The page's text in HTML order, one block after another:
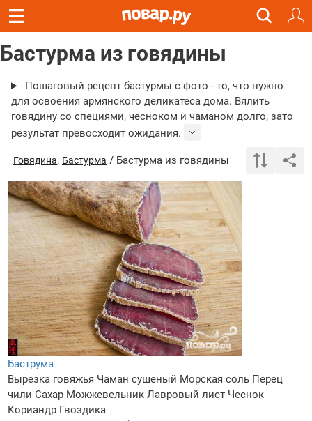
Бастурма из говядины
Пошаговый рецепт бастурмы с фото - то, что нужно
для освоения армянского деликатеса дома. Вялить
говядину со специями, чесноком и чаманом долго, зато
результат превосходит ожидания.
Говядина, Бастурма / Бастурма из говядины
Баструма
Вырезка говяжья Чаман сушеный Морская соль Перец
чили Сахар Можжевельник Лавровый лист Чеснок
Кориандр Гвоздика